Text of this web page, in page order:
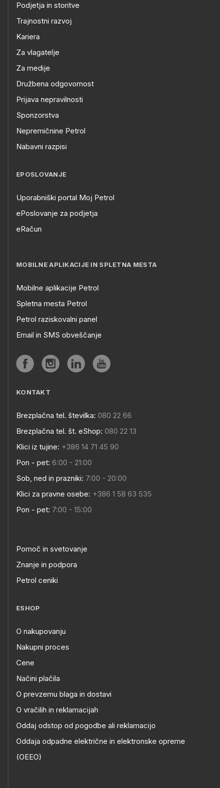
Podjetja in storitve
Trajnostni razvoj
Kariera
Za vlagatelje
Za medije
Družbena odgovornost
Prijava nepravilnosti
Sponzorstva
Nepremičnine Petrol
Nabavni razpisi
EPOSLOVANJE
Uporabniški portal Moj Petrol
ePoslovanje za podjetja
eRačun
MOBILNE APLIKACIJE IN SPLETNA MESTA
Mobilne aplikacije Petrol
Spletna mesta Petrol
Petrol raziskovalni panel
Email in SMS obveščanje
KONTAKT
Brezplačna tel. številka: 080 22 66
Brezplačna tel. št. eShop: 080 22 13
Klici iz tujine: +386 14 71 45 90
Pon - pet: 6:00 - 21:00
Sob, ned in prazniki: 7:00 - 20:00
Klici za pravne osebe: +386 1 58 63 535
Pon - pet: 7:00 - 15:00
Pomoč in svetovanje
Znanje in podpora
Petrol ceniki
ESHOP
O nakupovanju
Nakupni proces
Cene
Načini plačila
O prevzemu blaga in dostavi
O vračilih in reklamacijah
Oddaj odstop od pogodbe ali reklamacijo
Oddaja odpadne električne in elektronske opreme
(OEEO)